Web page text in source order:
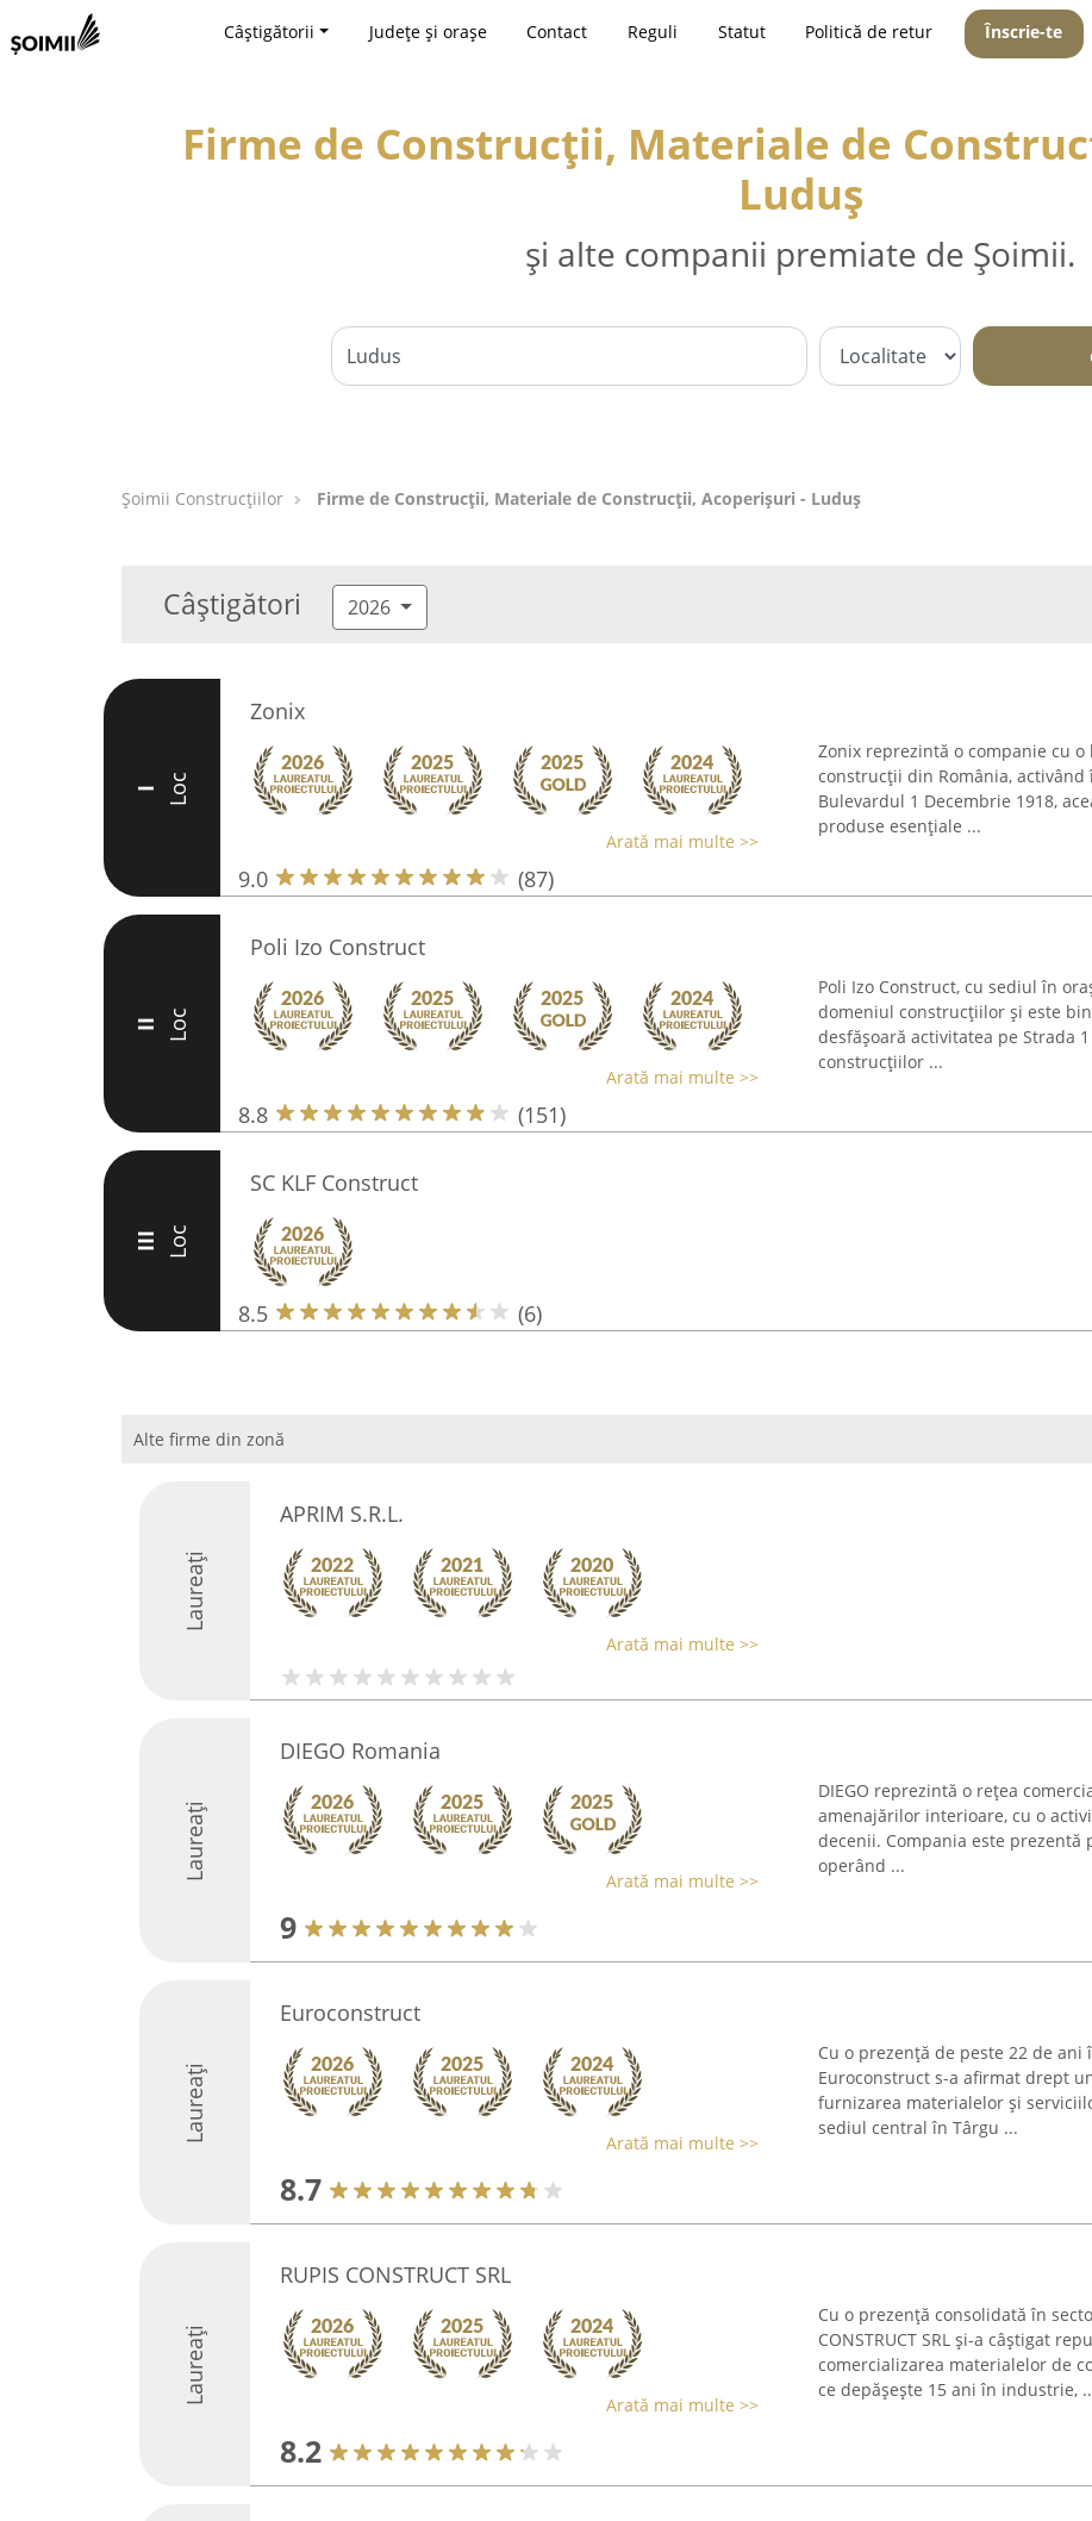
Câștigătorii Județe și orașe Contact Reguli Statut Politică de retur Înscrie-te
Firme de Construcții, Materiale de
Luduş
și alte companii premiate de Șoimii.
Șoimii Construcțiilor Firme de Construcții, Materiale de Construcții, Acoperișuri - Luduş
Câștigători 2026
I Loc
Zonix
Arată mai multe >>
9.0 (87)
Zonix reprezintă o companie cu
construcții din România,
Bulevardul 1 Decembrie 1918,
produse esențiale ...
II Loc
Poli Izo Construct
Arată mai multe >>
8.8 (151)
Poli Izo Construct, cu sediul în
domeniul construcțiilor și este
desfășoară activitatea pe Strada
construcțiilor ...
III Loc
SC KLF Construct
8.5 (6)
Alte firme din zonă
Laureați
APRIM S.R.L.
Arată mai multe >>
Laureați
DIEGO Romania
Arată mai multe >>
9
DIEGO reprezintă o rețea
amenajărilor interioare, cu o
decenii. Compania este prezentă
operând ...
Laureați
Euroconstruct
Arată mai multe >>
8.7
Cu o prezență de peste 22 de
Euroconstruct s-a afirmat drept
furnizarea materialelor și
sediul central în Târgu ...
Laureați
RUPIS CONSTRUCT SRL
Arată mai multe >>
8.2
Cu o prezență consolidată în
CONSTRUCT SRL și-a câștigat
comercializarea materialelor de
ce depășește 15 ani în industrie,